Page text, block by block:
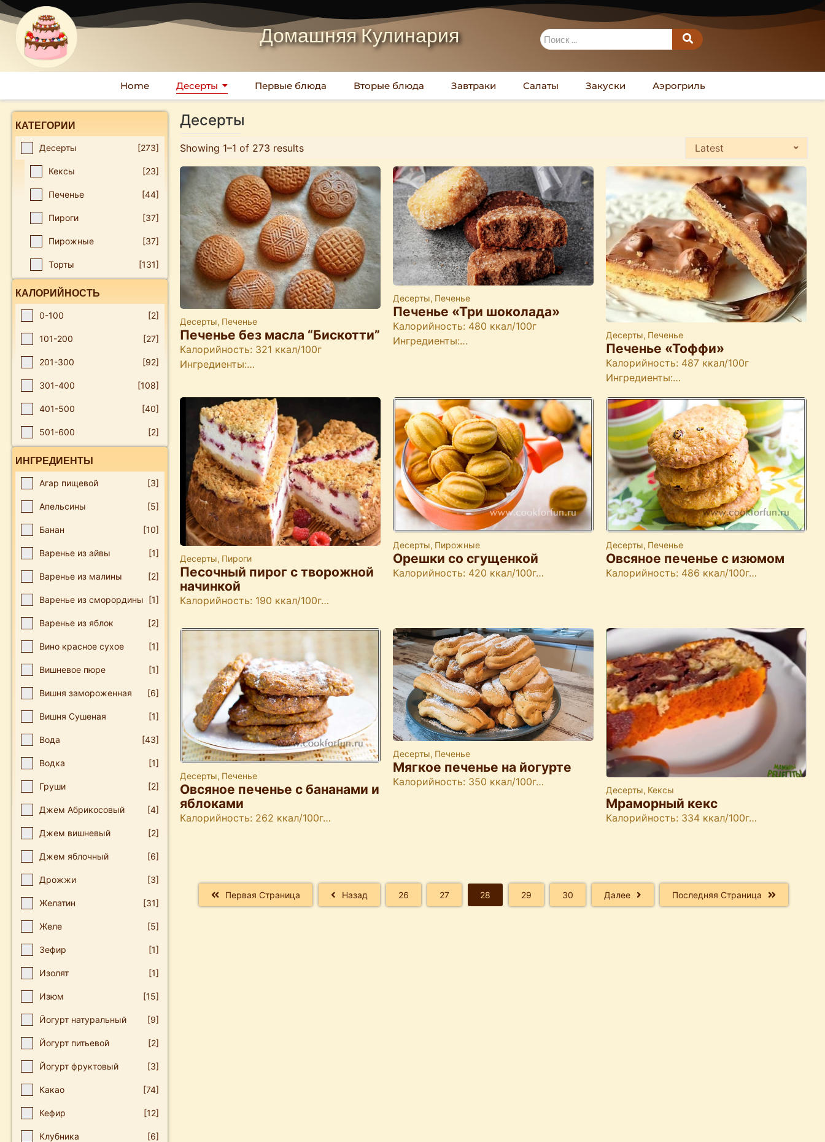
Домашняя Кулинария
Home Десерты Первые блюда Вторые блюда Завтраки Салаты Закуски Аэрогриль
КАТЕГОРИИ
Десерты [273]
Кексы [23]
Печенье [44]
Пироги [37]
Пирожные [37]
Торты [131]
КАЛОРИЙНОСТЬ
0-100 [2]
101-200 [27]
201-300 [92]
301-400 [108]
401-500 [40]
501-600 [2]
ИНГРЕДИЕНТЫ
Агар пищевой [3]
Апельсины [5]
Банан [10]
Варенье из айвы [1]
Варенье из малины [2]
Варенье из сморордины [1]
Варенье из яблок [2]
Вино красное сухое [1]
Вишневое пюре [1]
Вишня замороженная [6]
Вишня Сушеная [1]
Вода [43]
Водка [1]
Груши [2]
Джем Абрикосовый [4]
Джем вишневый [2]
Джем яблочный [6]
Дрожжи [3]
Желатин [31]
Желе [5]
Зефир [1]
Изолят [1]
Изюм [15]
Йогурт натуральный [9]
Йогурт питьевой [2]
Йогурт фруктовый [3]
Какао [74]
Кефир [12]
Клубника [6]
Десерты
Showing 1–1 of 273 results
Десерты, Печенье
Печенье без масла “Бискотти”
Калорийность: 321 ккал/100г
Ингредиенты:…
Десерты, Печенье
Печенье «Три шоколада»
Калорийность: 480 ккал/100г
Ингредиенты:…
Десерты, Печенье
Печенье «Тоффи»
Калорийность: 487 ккал/100г
Ингредиенты:…
Десерты, Пироги
Песочный пирог с творожной
начинкой
Калорийность: 190 ккал/100г…
Десерты, Пирожные
Орешки со сгущенкой
Калорийность: 420 ккал/100г…
Десерты, Печенье
Овсяное печенье с изюмом
Калорийность: 486 ккал/100г…
Десерты, Печенье
Овсяное печенье с бананами и
яблоками
Калорийность: 262 ккал/100г…
Десерты, Печенье
Мягкое печенье на йогурте
Калорийность: 350 ккал/100г…
Десерты, Кексы
Мраморный кекс
Калорийность: 334 ккал/100г…
Первая Страница Назад 26 27 28 29 30 Далее Последняя Страница